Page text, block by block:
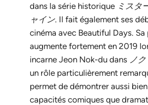
dans la série historique ミスタ
ャイン. Il fait également ses
cinéma avec Beautiful Days.
augmente fortement en 2019
incarne Jeon Nok-du dans ノ
un rôle particulièrement
permet de démontrer aussi
capacités comiques que